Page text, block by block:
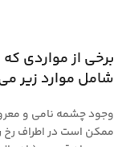
برخی از مواردی که
شامل موارد زیر
وجود چشمه نامی و
ممکن است در اطراف رخ